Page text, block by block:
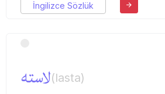
İngilizce Sözlük
لاسته(lasta)